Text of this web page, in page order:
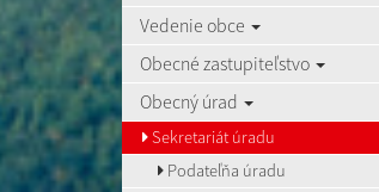
Vedenie obce
Obecné zastupiteľstvo
Obecný úrad
Sekretariát úradu
Podateľňa úradu